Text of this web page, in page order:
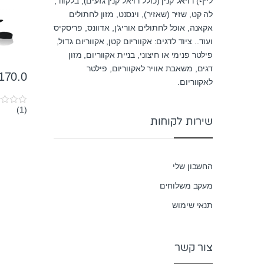
0(1)
לה קט, שזיר (שאזיר), וינסנט, מזון לחתולים
אקאנה, אוכל לחתולים אוריג’ן, אדוונס, פריסקיס
ועוד.. ציוד לדגים: אקווריום קטן, אקווריום גדול,
פילטר פנימי או חיצוני, בניית אקווריום, מזון
דגים, משאבת אוויר לאקווריום, פילטר
לאקווריום.
שירות לקוחות
החשבון שלי
מעקב משלוחים
תנאי שימוש
צור קשר